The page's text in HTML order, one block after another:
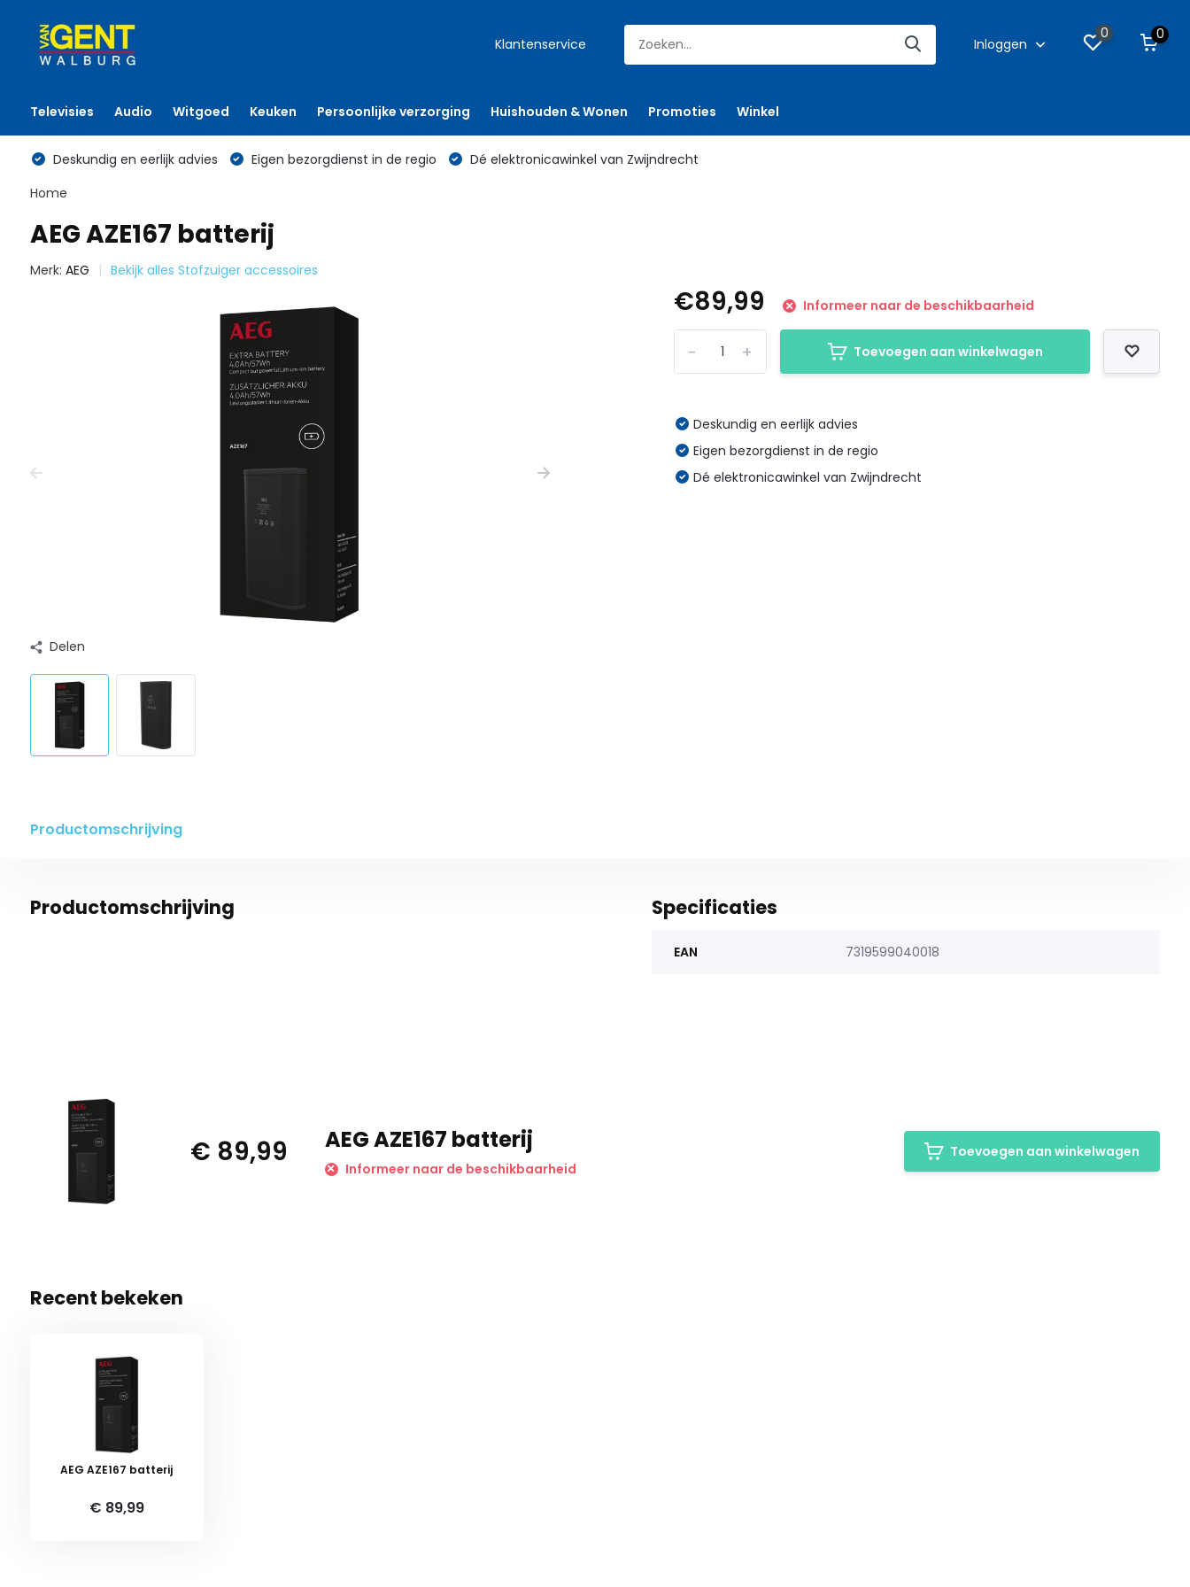
Klantenservice Inloggen
0 0
Televisies Audio Witgoed Keuken Persoonlijke verzorging Huishouden & Wonen Promoties Winkel
Deskundig en eerlijk advies Eigen bezorgdienst in de regio
Dé elektronicawinkel van Zwijndrecht
Home
AEG AZE167 batterij
Merk: AEG Bekijk alles Stofzuiger accessoires
Delen
€89,99 Informeer naar de beschikbaarheid
+
- Toevoegen aan winkelwagen
Deskundig en eerlijk advies
Eigen bezorgdienst in de regio
Dé elektronicawinkel van Zwijndrecht
Productomschrijving
Productomschrijving Specificaties
EAN 7319599040018
€ 89,99 AEG AZE167 batterij
Informeer naar de beschikbaarheid
Toevoegen aan winkelwagen
Recent bekeken
AEG AZE167 batterij
€ 89,99